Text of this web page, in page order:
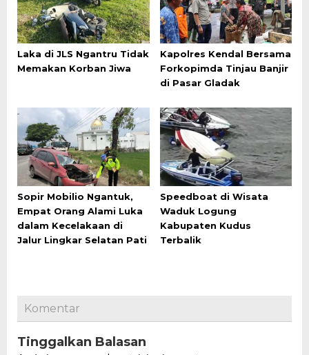
Laka di JLS Ngantru Tidak
Memakan Korban Jiwa
Kapolres Kendal Bersama
Forkopimda Tinjau Banjir
di Pasar Gladak
Sopir Mobilio Ngantuk,
Empat Orang Alami Luka
dalam Kecelakaan di
Jalur Lingkar Selatan Pati
Speedboat di Wisata
Waduk Logung
Kabupaten Kudus
Terbalik
Komentar
Tinggalkan Balasan